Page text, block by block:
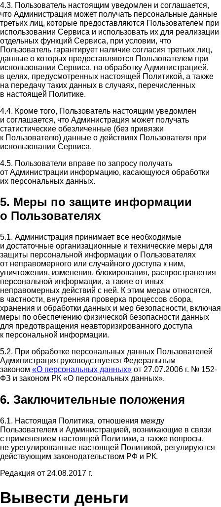
4.3. Пользователь настоящим уведомлен и соглашается,
что Администрация может получать персональные данные
третьих лиц, которые предоставляются Пользователем при
использовании Сервиса и использовать их для реализации
отдельных функций Сервиса, при условии, что
Пользователь гарантирует наличие согласия третьих лиц,
данные о которых предоставляются Пользователем при
использовании Сервиса, на обработку Администрацией,
в целях, предусмотренных настоящей Политикой, а также
на передачу таких данных в случаях, перечисленных
в настоящей Политике.
4.4. Кроме того, Пользователь настоящим уведомлен
и соглашается, что Администрация может получать
статистические обезличенные (без привязки
к Пользователю) данные о действиях Пользователя при
использовании Сервиса.
4.5. Пользователи вправе по запросу получать
от Администрации информацию, касающуюся обработки
их персональных данных.
5. Меры по защите информации
о Пользователях
5.1. Администрация принимает все необходимые
и достаточные организационные и технические меры для
защиты персональной информации о Пользователях
от неправомерного или случайного доступа к ним,
уничтожения, изменения, блокирования, распространения
персональной информации, а также от иных
неправомерных действий с ней. К этим мерам относятся,
в частности, внутренняя проверка процессов сбора,
хранения и обработки данных и мер безопасности, включая
меры по обеспечению физической безопасности данных
для предотвращения неавторизированного доступа
к персональной информации.
5.2. При обработке персональных данных Пользователей
Администрация руководствуется Федеральным
законом «О персональных данных» от 27.07.2006 г. № 152-
ФЗ и законом РК «О персональных данных».
6. Заключительные положения
6.1. Настоящая Политика, отношения между
Пользователем и Администрацией, возникающие в связи
с применением настоящей Политики, а также вопросы,
не урегулированные настоящей Политикой, регулируются
действующим законодательством РФ и РК.
Редакция от 24.08.2017 г.
Вывести деньги